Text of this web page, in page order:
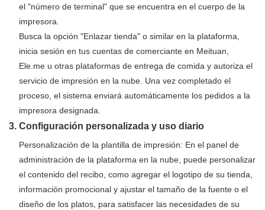
el "número de terminal" que se encuentra en el cuerpo de la
impresora.
Busca la opción "Enlazar tienda" o similar en la plataforma,
inicia sesión en tus cuentas de comerciante en Meituan,
Ele.me u otras plataformas de entrega de comida y autoriza el
servicio de impresión en la nube. Una vez completado el
proceso, el sistema enviará automáticamente los pedidos a la
impresora designada.
3. Configuración personalizada y uso diario
Personalización de la plantilla de impresión: En el panel de
administración de la plataforma en la nube, puede personalizar
el contenido del recibo, como agregar el logotipo de su tienda,
información promocional y ajustar el tamaño de la fuente o el
diseño de los platos, para satisfacer las necesidades de su